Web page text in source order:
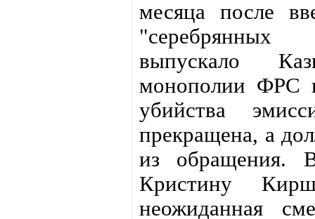
месяца после
"серебрянных
выпускало
монополии ФРС
убийства
прекращена, а
из обращения.
Кристину
неожиданная